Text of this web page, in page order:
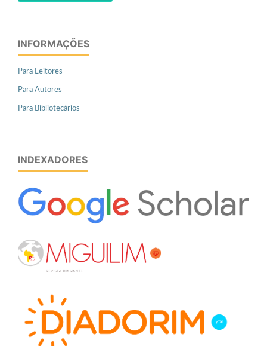
INFORMAÇÕES
Para Leitores
Para Autores
Para Bibliotecários
INDEXADORES